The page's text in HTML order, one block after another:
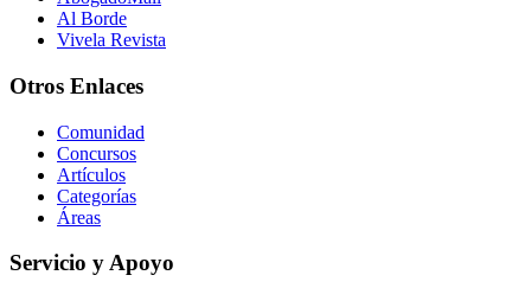
Al Borde
Vivela Revista
Otros Enlaces
Comunidad
Concursos
Artículos
Categorías
Áreas
Servicio y Apoyo